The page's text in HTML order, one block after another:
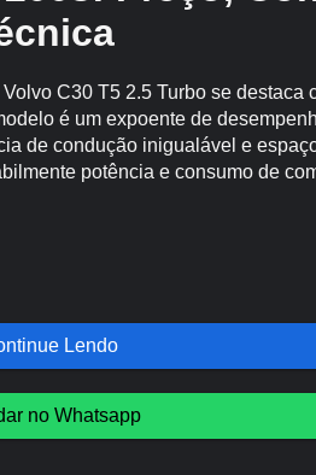
C30 T5 2.5 Turbo se destaca
é um expoente de
de condução inigualável e
potência e consumo de
Lendo
no Whatsapp